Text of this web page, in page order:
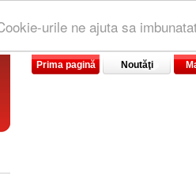
urile ne ajuta sa
Prima pagină Noutăţi